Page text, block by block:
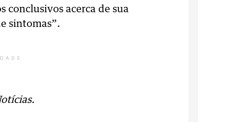
conclusivos acerca de sua
sintomas”.